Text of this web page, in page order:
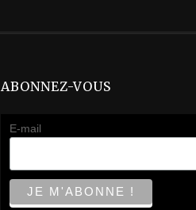
ABONNEZ-VOUS
E-mail